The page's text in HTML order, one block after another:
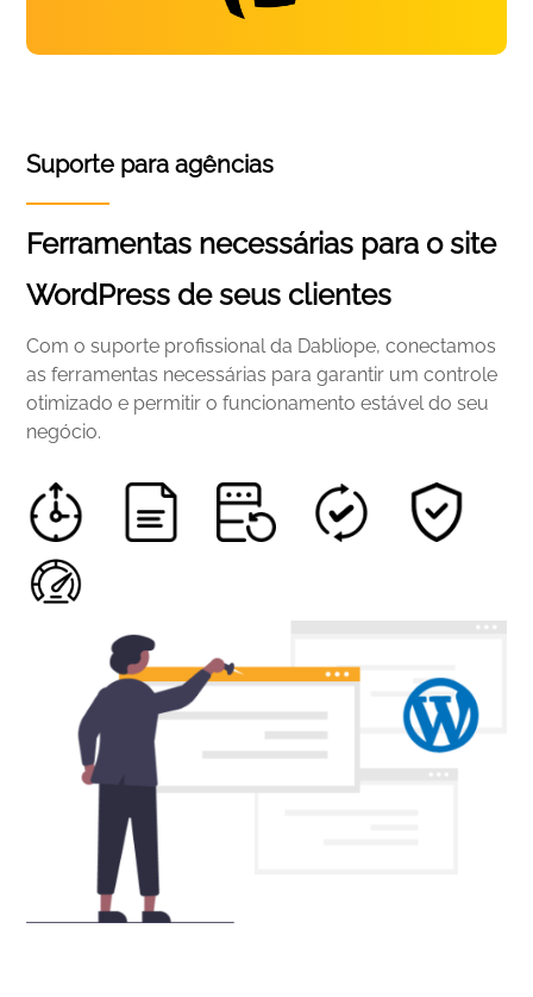
Suporte para agências
Ferramentas necessárias para o site
WordPress de seus clientes
Com o suporte profissional da Dabliope, conectamos
as ferramentas necessárias para garantir um controle
otimizado e permitir o funcionamento estável do seu
negócio.